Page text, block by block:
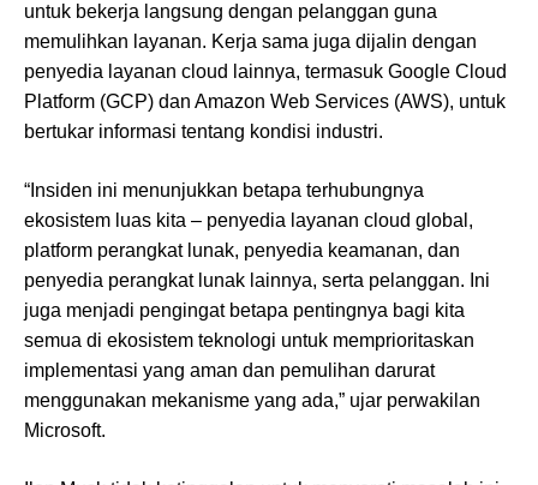
untuk bekerja langsung dengan pelanggan guna
memulihkan layanan. Kerja sama juga dijalin dengan
penyedia layanan cloud lainnya, termasuk Google Cloud
Platform (GCP) dan Amazon Web Services (AWS), untuk
bertukar informasi tentang kondisi industri.
“Insiden ini menunjukkan betapa terhubungnya
ekosistem luas kita – penyedia layanan cloud global,
platform perangkat lunak, penyedia keamanan, dan
penyedia perangkat lunak lainnya, serta pelanggan. Ini
juga menjadi pengingat betapa pentingnya bagi kita
semua di ekosistem teknologi untuk memprioritaskan
implementasi yang aman dan pemulihan darurat
menggunakan mekanisme yang ada,” ujar perwakilan
Microsoft.